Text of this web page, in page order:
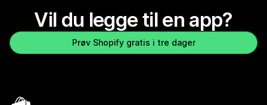
Vil du legge til en app?
Prøv Shopify gratis i tre dager